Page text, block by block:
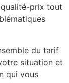
prix tout
du tarif
situation et
qui vous